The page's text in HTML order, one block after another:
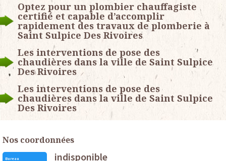
Optez pour un plombier chauffagiste
certifié et capable d’accomplir
rapidement des travaux de plomberie à
Saint Sulpice Des Rivoires
Les interventions de pose des
chaudières dans la ville de Saint Sulpice
Des Rivoires
Les interventions de pose des
chaudières dans la ville de Saint Sulpice
Des Rivoires
Nos coordonnées
Bureau indisponible